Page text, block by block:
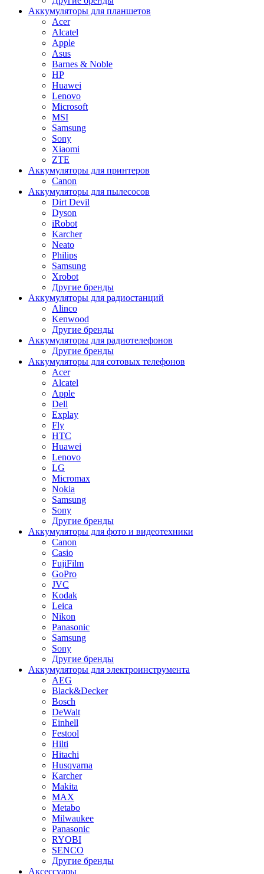
Аккумуляторы для планшетов
Acer
Alcatel
Apple
Asus
Barnes & Noble
HP
Huawei
Lenovo
Microsoft
MSI
Samsung
Sony
Xiaomi
ZTE
Аккумуляторы для принтеров
Canon
Аккумуляторы для пылесосов
Dirt Devil
Dyson
iRobot
Karcher
Neato
Philips
Samsung
Xrobot
Другие бренды
Аккумуляторы для радиостанций
Alinco
Kenwood
Другие бренды
Аккумуляторы для радиотелефонов
Другие бренды
Аккумуляторы для сотовых телефонов
Acer
Alcatel
Apple
Dell
Explay
Fly
HTC
Huawei
Lenovo
LG
Micromax
Nokia
Samsung
Sony
Другие бренды
Аккумуляторы для фото и видеотехники
Canon
Casio
FujiFilm
GoPro
JVC
Kodak
Leica
Nikon
Panasonic
Samsung
Sony
Другие бренды
Аккумуляторы для электроинструмента
AEG
Black&Decker
Bosch
DeWalt
Einhell
Festool
Hilti
Hitachi
Husqvarna
Karcher
Makita
MAX
Metabo
Milwaukee
Panasonic
RYOBI
SENCO
Другие бренды
Аксессуары